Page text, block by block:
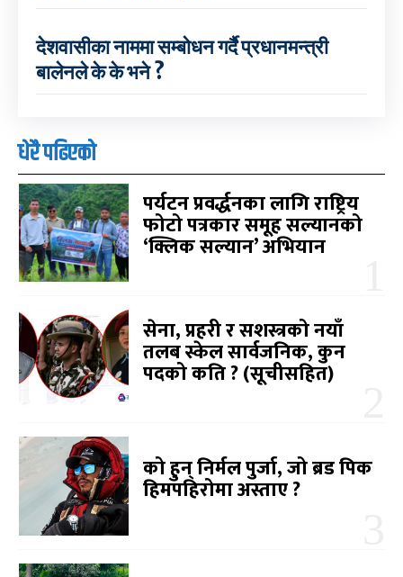
देशवासीका नाममा सम्बोधन गर्दै प्रधानमन्त्री
बालेनले के के भने ?
धेरै पढिएको
पर्यटन प्रवर्द्धनका लागि राष्ट्रिय
फोटो पत्रकार समूह सल्यानको
‘क्लिक सल्यान’ अभियान
सेना, प्रहरी र सशस्त्रको नयाँ
तलब स्केल सार्वजनिक, कुन
पदको कति ? (सूचीसहित)
को हुन् निर्मल पुर्जा, जो ब्रड पिक
हिमपहिरोमा अस्ताए ?